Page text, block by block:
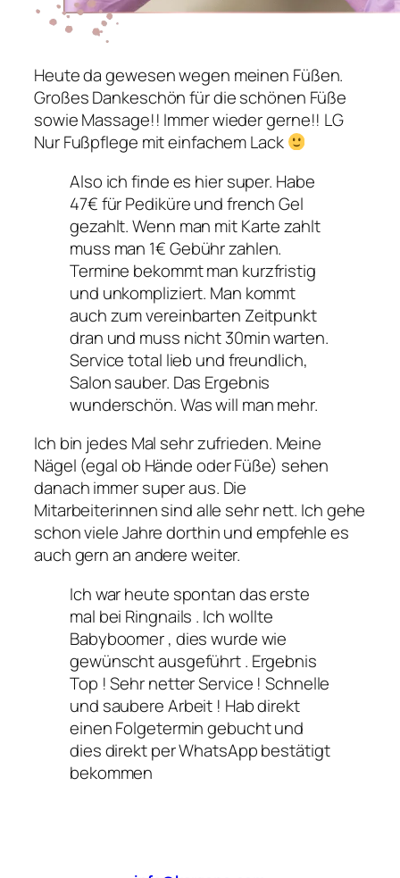
Heute da gewesen wegen meinen Füßen.
Großes Dankeschön für die schönen Füße
sowie Massage!! Immer wieder gerne!! LG
Nur Fußpflege mit einfachem Lack
Also ich finde es hier super. Habe
47€ für Pediküre und french Gel
gezahlt. Wenn man mit Karte zahlt
muss man 1€ Gebühr zahlen.
Termine bekommt man kurzfristig
und unkompliziert. Man kommt
auch zum vereinbarten Zeitpunkt
dran und muss nicht 30min warten.
Service total lieb und freundlich,
Salon sauber. Das Ergebnis
wunderschön. Was will man mehr.
Ich bin jedes Mal sehr zufrieden. Meine
Nägel (egal ob Hände oder Füße) sehen
danach immer super aus. Die
Mitarbeiterinnen sind alle sehr nett. Ich gehe
schon viele Jahre dorthin und empfehle es
auch gern an andere weiter.
Ich war heute spontan das erste
mal bei Ringnails . Ich wollte
Babyboomer , dies wurde wie
gewünscht ausgeführt . Ergebnis
Top ! Sehr netter Service ! Schnelle
und saubere Arbeit ! Hab direkt
einen Folgetermin gebucht und
dies direkt per WhatsApp bestätigt
bekommen